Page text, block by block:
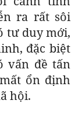
ra rất sôi
tư duy mới,
đặc biệt
vấn đề tấn
ổn định
hội.